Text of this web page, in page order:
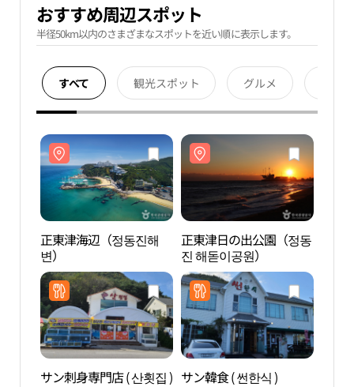
おすすめ周辺スポット
半径50km以内のさまざまなスポットを近い順に表示します。
すべて 観光スポット グルメ
正東津海辺（정동진해
변）
正東津日の出公園（정동
진 해돋이공원）
サン刺身専門店 ( 산횟집 ) サン韓食 ( 썬한식 )